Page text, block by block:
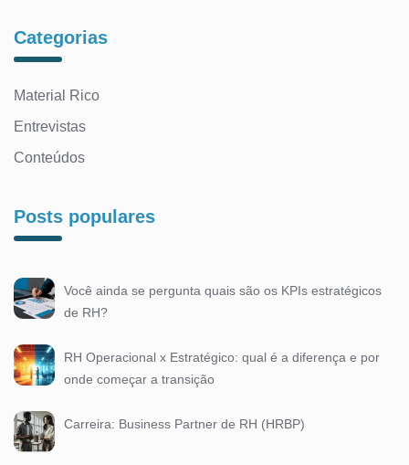
Categorias
Material Rico
Entrevistas
Conteúdos
Posts populares
Você ainda se pergunta quais são os KPIs estratégicos
de RH?
RH Operacional x Estratégico: qual é a diferença e por
onde começar a transição
Carreira: Business Partner de RH (HRBP)